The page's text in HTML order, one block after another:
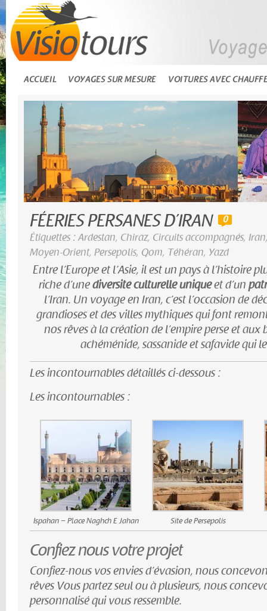
ACCUEIL VOYAGES SUR MESURE VOITURES AVEC
FÉERIES PERSANES D’IRAN 0
Étiquettes :Ardestan, Chiraz, Circuits accompagnés, Iran
Moyen-Orient, Persepolis, Qom, Téhéran, Yazd
Entre l’Europe et l’Asie, il est un pays à l’histoire
riche d’unediversité culturelle uniqueet d’un
l’Iran. Un voyage en Iran, c’est l’occasion de
grandioses et des villes mythiques qui font
nos rêves à la création de l’empire perse et aux
achéménide, sassanide et safavide qui
Les incontournables détaillés ci-dessous :
Les incontournables :
Ispahan – Place Naghch E Jahan Site de Persepolis
Confiez nous votre projet
Confiez-nous vos envies d’évasion, nous
rêves Vous partez seul ou à plusieurs, nous
personnalisé qui vous ressemble.